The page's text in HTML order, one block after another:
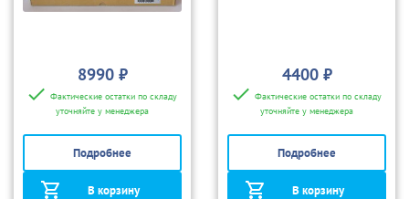
8990 ₽
Фактические остатки по складу
уточняйте у менеджера
Подробнее
В корзину
4400 ₽
Фактические остатки по складу
уточняйте у менеджера
Подробнее
В корзину